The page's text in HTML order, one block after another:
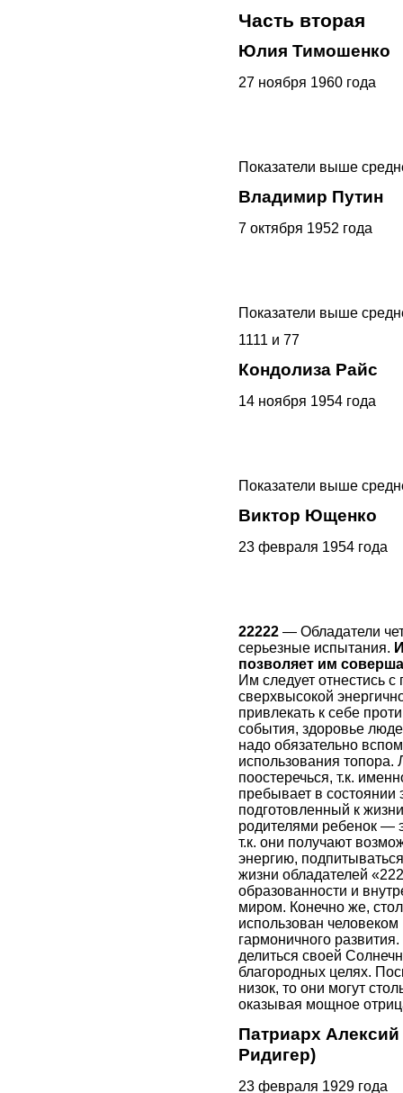
Часть вторая
Юлия Тимошенко
27 ноября 1960 года
Показатели выше
Владимир Путин
7 октября 1952 года
Показатели выше
1111 и 77
Кондолиза Райс
14 ноября 1954 года
Показатели выше
Виктор Ющенко
23 февраля 1954 года
22222 — Обладатели
серьезные испытания.
позволяет им
Им следует отнестись с
сверхвысокой
привлекать к себе
события, здоровье
надо обязательно
использования топора.
поостеречься, т.к.
пребывает в состоянии
подготовленный к
родителями ребенок —
т.к. они получают
энергию,
жизни обладателей
образованности и
миром. Конечно же,
использован
гармоничного
делиться своей
благородных целях.
низок, то они могут
оказывая мощное
Патриарх
Ридигер)
23 февраля 1929 года